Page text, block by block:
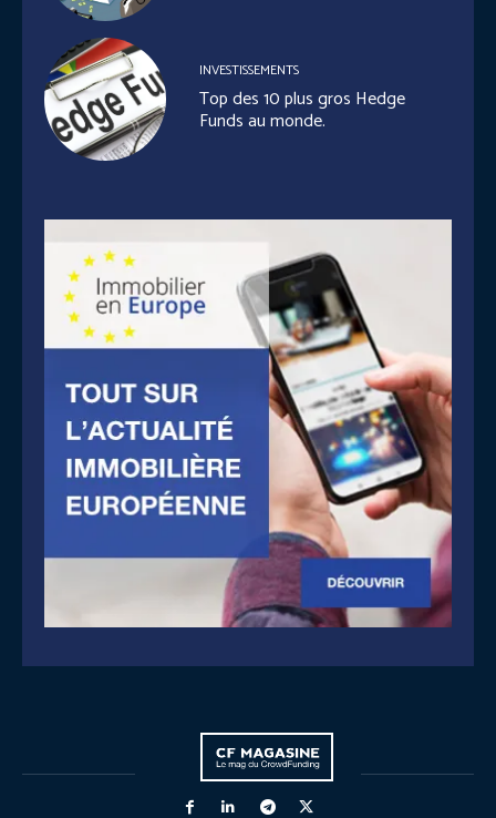
INVESTISSEMENTS
Top des 10 plus gros Hedge
Funds au monde.